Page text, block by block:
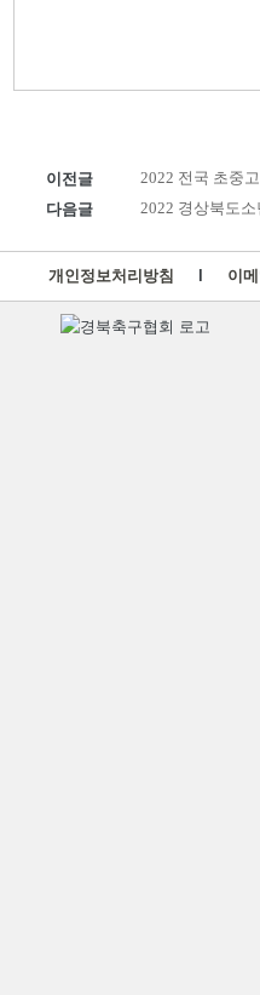
이전글 2022 전국 초중
다음글 2022 경상북도
개인정보처리방침 이